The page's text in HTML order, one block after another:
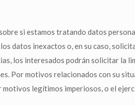
si estamos tratando datos
datos inexactos o, en su caso,
los interesados podrán solicitar la
Por motivos relacionados con su
legítimos imperiosos, o el